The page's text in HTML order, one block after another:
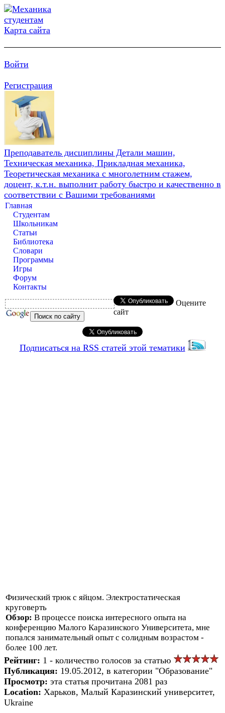
Карта сайта
Войти
Регистрация
Преподаватель дисциплины Детали машин,
Техническая механика, Прикладная механика,
Теоретическая механика с многолетним стажем,
доцент, к.т.н. выполнит работу быстро и качественно в
соответствии с Вашими требованиями
Главная
Студентам
Школьникам
Статьи
Библиотека
Словари
Программы
Игры
Форум
Контакты
Оцените
сайт
Подписаться на RSS статей этой тематики
Физический трюк с яйцом. Электростатическая
круговерть
Обзор: В процессе поиска интересного опыта на
конференцию Малого Каразинского Университета, мне
попался занимательный опыт с солидным возрастом -
более 100 лет.
Рейтинг: 1 - количество голосов за статью
Публикация: 19.05.2012, в категории "Образование"
Просмотр: эта статья прочитана 2081 раз
Location: Харьков, Малый Каразинский университет,
Ukraine